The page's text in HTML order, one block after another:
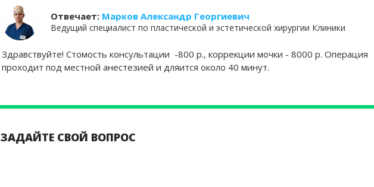
Отвечает: Марков Александр Георгиевич
Ведущий специалист по пластической и эстетической хирургии Клиники
Здравствуйте! Стомость консультации -800 р., коррекции мочки - 8000 р. Операция
проходит под местной анестезией и дляится около 40 минут.
ЗАДАЙТЕ СВОЙ ВОПРОС